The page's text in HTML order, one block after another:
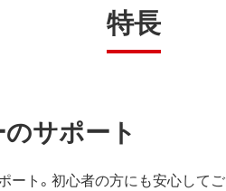
特長
サポート
ート。初心者の方にも安心してご